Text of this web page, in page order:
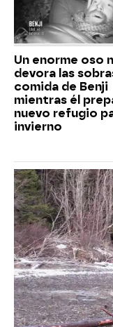
Un enorme oso
devora las
comida de Benji
mientras él
nuevo refugio
invierno